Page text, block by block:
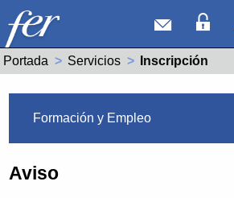
Correo
Portada Servicios Actual:
Inscripción
Formación y Empleo
Aviso